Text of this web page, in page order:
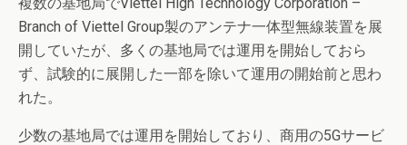
Branch of Viettel Group製のアンテナ一体型無線装置を展
開していたが、多くの基地局では運用を開始しておら
ず、試験的に展開した一部を除いて運用の開始前と思わ
れた。
少数の基地局では運用を開始しており、商用の5Gサービ